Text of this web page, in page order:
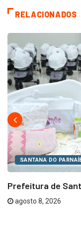
RELACIONADOS
SANTANA DO
Prefeitura de
agosto 8, 2026